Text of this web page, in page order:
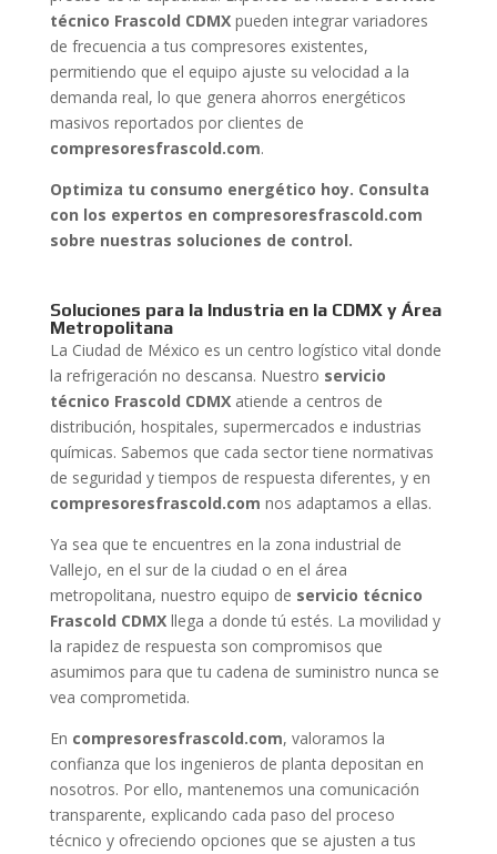
técnico Frascold CDMXpueden integrar variadores
de frecuencia a tus compresores existentes,
permitiendo que el equipo ajuste su velocidad a la
demanda real, lo que genera ahorros energéticos
masivos reportados por clientes de
compresoresfrascold.com.
Optimiza tu consumo energético hoy. Consulta
con los expertos en compresoresfrascold.com
sobre nuestras soluciones de control.
Soluciones para la Industria en la CDMX y Área
Metropolitana
La Ciudad de México es un centro logístico vital donde
la refrigeración no descansa. Nuestro servicio
técnico Frascold CDMXatiende a centros de
distribución, hospitales, supermercados e industrias
químicas. Sabemos que cada sector tiene normativas
de seguridad y tiempos de respuesta diferentes, y en
compresoresfrascold.com nos adaptamos a ellas.
Ya sea que te encuentres en la zona industrial de
Vallejo, en el sur de la ciudad o en el área
metropolitana, nuestro equipo de servicio técnico
Frascold CDMXllega a donde tú estés. La movilidad y
la rapidez de respuesta son compromisos que
asumimos para que tu cadena de suministro nunca se
vea comprometida.
En compresoresfrascold.com, valoramos la
confianza que los ingenieros de planta depositan en
nosotros. Por ello, mantenemos una comunicación
transparente, explicando cada paso del proceso
técnico y ofreciendo opciones que se ajusten a tus